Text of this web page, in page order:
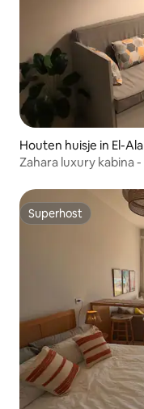
Houten huisje in El-
Zahara luxury kabina
Superhost
Superhost